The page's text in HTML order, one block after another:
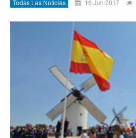
Todas Las Noticias 16 Jun 2017